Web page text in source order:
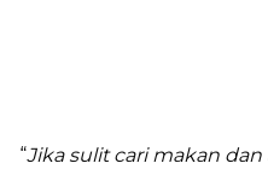
“Jika sulit cari makan